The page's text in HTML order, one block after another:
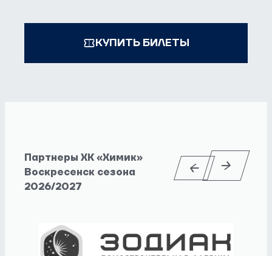
КУПИТЬ БИЛЕТЫ
Партнеры ХК «Химик»
Воскресенск сезона
2026/2027